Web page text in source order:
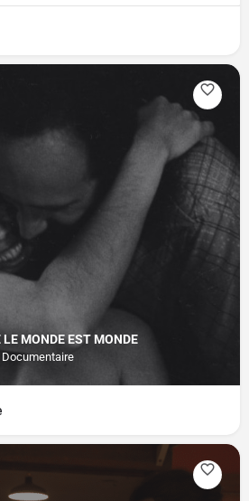
LE MONDE EST MONDE
Documentaire